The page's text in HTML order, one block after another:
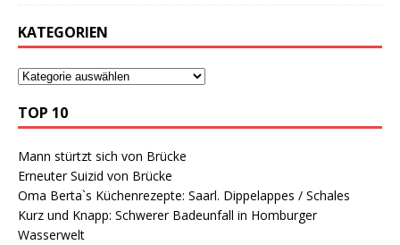
KATEGORIEN
TOP 10
Mann stürtzt sich von Brücke
Erneuter Suizid von Brücke
Oma Berta`s Küchenrezepte: Saarl. Dippelappes / Schales
Kurz und Knapp: Schwerer Badeunfall in Homburger
Wasserwelt